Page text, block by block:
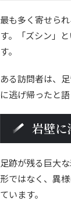
最も多く寄せら
す。「ズシン」
す。
ある訪問者は、
に逃げ帰ったと
岩壁に
足跡が残る巨大
形ではなく、異
ています。